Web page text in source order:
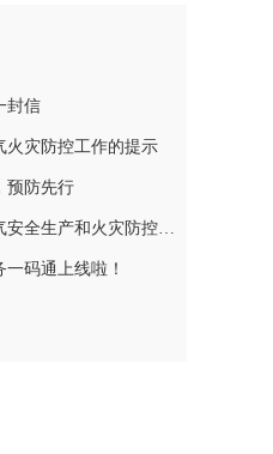
封信
火灾防控工作的提示
预防先行
关于加强寒冷低温天气安全生产和火灾防控工作的提示
码通上线啦！